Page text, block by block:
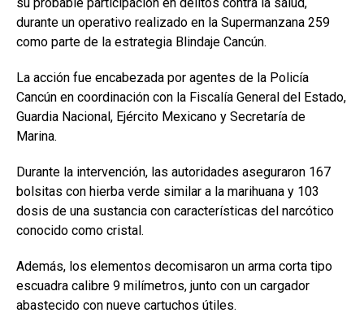
durante un operativo realizado en la Supermanzana 259
como parte de la estrategia Blindaje Cancún.
La acción fue encabezada por agentes de la Policía
Cancún en coordinación con la Fiscalía General del Estado,
Guardia Nacional, Ejército Mexicano y Secretaría de
Marina.
Durante la intervención, las autoridades aseguraron 167
bolsitas con hierba verde similar a la marihuana y 103
dosis de una sustancia con características del narcótico
conocido como cristal.
Además, los elementos decomisaron un arma corta tipo
escuadra calibre 9 milímetros, junto con un cargador
abastecido con nueve cartuchos útiles.